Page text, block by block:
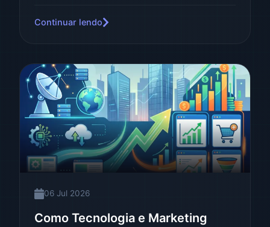
Continuar lendo
06 Jul 2026
Como Tecnologia e Marketing